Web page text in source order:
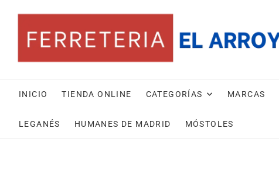
contenido
INICIO TIENDA ONLINE CATEGORÍAS MARCAS
LEGANÉS HUMANES DE MADRID MÓSTOLES